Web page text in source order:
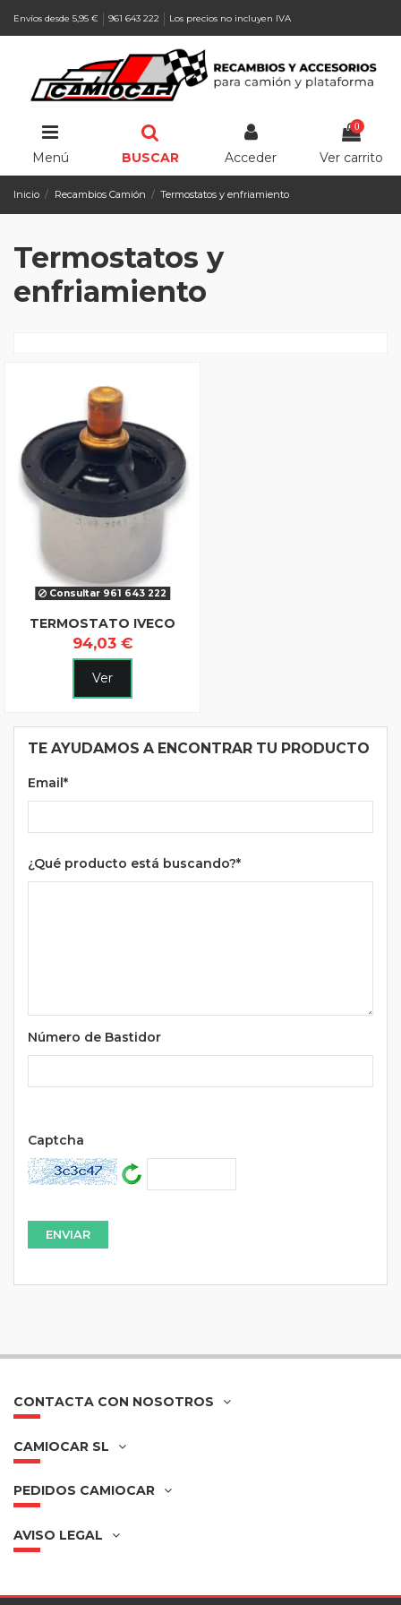
Envíos desde 5,95 € 961 643 222 Los precios no incluyen IVA
Menú BUSCAR Acceder
0
Ver carrito
Inicio Recambios Camión Termostatos y enfriamiento
Termostatos y
enfriamiento
Consultar 961 643 222
TERMOSTATO IVECO
94,03 €
Ver
TE AYUDAMOS A ENCONTRAR TU PRODUCTO
Email*
¿Qué producto está buscando?*
Número de Bastidor
Captcha
CONTACTA CON NOSOTROS
CAMIOCAR SL
PEDIDOS CAMIOCAR
AVISO LEGAL